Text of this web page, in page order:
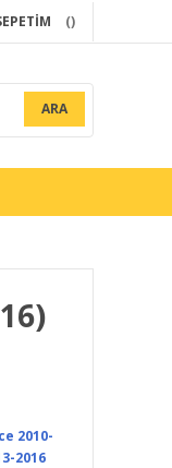
ARA
2010-
2016